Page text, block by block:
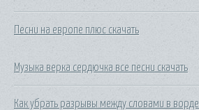
Песни на европе плюс скачать
Музыка верка сердючка все песни скачать
Как убрать разрывы между словами в ворде